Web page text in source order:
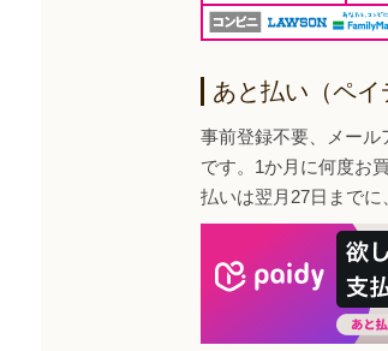
あと払い（ペ
事前登録不要、メー
です。1か月に何度お
払いは翌月27日までに